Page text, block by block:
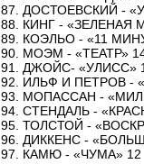
87. ДОСТОЕВСКИЙ -
88. КИНГ - «ЗЕЛЕНАЯ
89. КОЭЛЬО - «11
90. МОЭМ - «ТЕАТР»
91. ДЖОЙС- «УЛИСС»
92. ИЛЬФ И ПЕТРОВ -
93. МОПАССАН -
94. СТЕНДАЛЬ -
95. ТОЛСТОЙ -
96. ДИККЕНС -
97. КАМЮ - «ЧУМА» 12